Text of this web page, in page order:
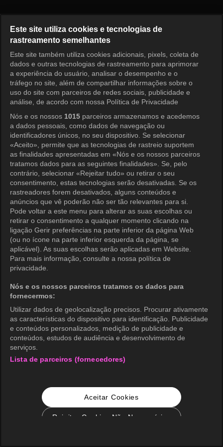
Entrar
Este site utiliza cookies e tecnologias de
rastreamento semelhantes
Este site também utiliza cookies adicionais, pixels, coleta de
dados e outras tecnologias de rastreamento para aprimorar
a experiência do usuário, analisar o desempenho e o
tráfego no site, além de compartilhar informações sobre o
uso do site com parceiros de redes sociais, publicidade e
análise, de acordo com nossa Política de Privacidade
Nós e os nossos 1015 parceiros armazenamos e acedemos
a dados pessoais, como dados de navegação ou
identificadores únicos, no seu dispositivo. Se selecionar
«Aceito», permite que as tecnologias de rastreio suportem
as finalidades apresentadas em «Nós e os nossos parceiros
tratamos dados para as seguintes finalidades». Se, pelo
contrário, selecionar «Rejeitar tudo» ou retirar o seu
consentimento, estas tecnologias serão desativadas. Se os
rastreadores forem desativados, alguns conteúdos e
anúncios que vê poderão não ser tão relevantes para si.
Pode voltar a este menu para alterar as suas escolhas ou
retirar o consentimento a qualquer momento clicando na
ligação Gerir preferências na parte inferior da página Web
(ou no ícone na parte inferior esquerda da página, se
aplicável). As suas escolhas serão aplicadas em Website.
Para mais informação, consulte a nossa política de
privacidade.
Nós e os nossos parceiros tratamos os dados para
fornecermos:
Utilizar dados de geolocalização precisos. Procurar ativamente
as características do dispositivo para identificação. Publicidade
e conteúdos personalizados, medição de publicidade e
conteúdos, estudos de audiência e desenvolvimento de
serviços.
Lista de parceiros (fornecedores)
Aceitar Cookies
Rejeitar Cookies Não Necessários